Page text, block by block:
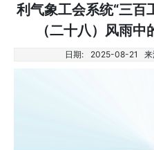
利气象工会系统“三百
（二十八）风雨
日期: 2025-08-21